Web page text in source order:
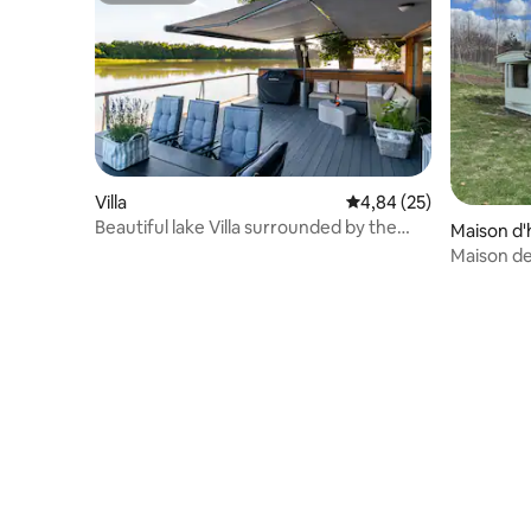
Villa Évaluation moyenne
4,84 (25)
Beautiful lake Villa surrounded by the
Maison
Maison